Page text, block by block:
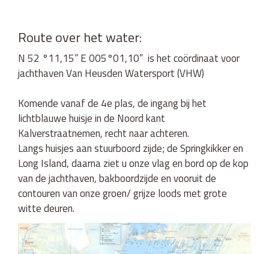
Route over het water:
N 52 °11,15” E 005°01,10” is het coördinaat voor
jachthaven Van Heusden Watersport (VHW)
Komende vanaf de 4e plas, de ingang bij het
lichtblauwe huisje in de Noord kant
Kalverstraatnemen, recht naar achteren.
Langs huisjes aan stuurboord zijde; de Springkikker en
Long Island, daarna ziet u onze vlag en bord op de kop
van de jachthaven, bakboordzijde en vooruit de
contouren van onze groen/ grijze loods met grote
witte deuren.